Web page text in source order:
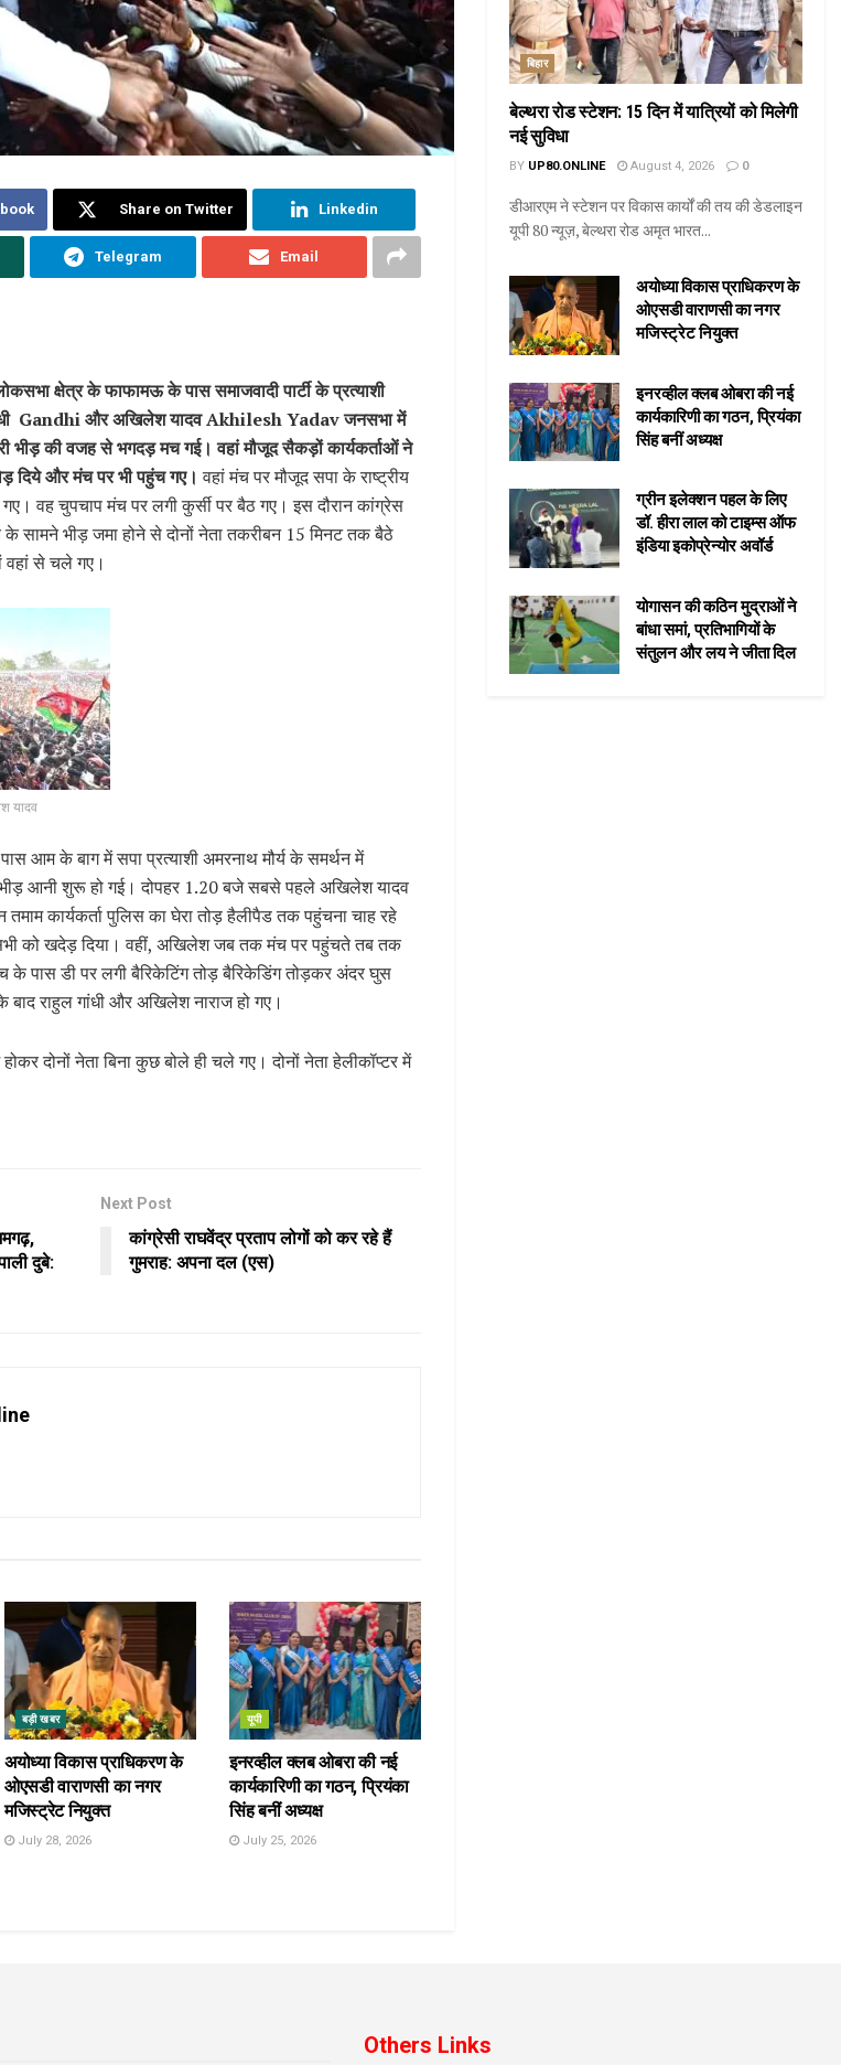
Share on Twitter Linkedin
Telegram Email
क्षेत्र के फाफामऊ के पास समाजवादी पार्टी के प्रत्याशी
Gandhi और अखिलेश यादव Akhilesh Yadav जनसभा में
भीड़ की वजह से भगदड़ मच गई। वहां मौजूद सैकड़ों कार्यकर्ताओं ने
दिये और मंच पर भी पहुंच गए। वहां मंच पर मौजूद सपा के राष्ट्रीय
वह चुपचाप मंच पर लगी कुर्सी पर बैठ गए। इस दौरान कांग्रेस
के सामने भीड़ जमा होने से दोनों नेता तकरीबन 15 मिनट तक बैठे
वहां से चले गए।
यादव
आम के बाग में सपा प्रत्याशी अमरनाथ मौर्य के समर्थन में
आनी शुरू हो गई। दोपहर 1.20 बजे सबसे पहले अखिलेश यादव
तमाम कार्यकर्ता पुलिस का घेरा तोड़ हैलीपैड तक पहुंचना चाह रहे
को खदेड़ दिया। वहीं, अखिलेश जब तक मंच पर पहुंचते तब तक
के पास डी पर लगी बैरिकेटिंग तोड़ बैरिकेडिंग तोड़कर अंदर घुस
राहुल गांधी और अखिलेश नाराज हो गए।
दोनों नेता बिना कुछ बोले ही चले गए। दोनों नेता हेलीकॉप्टर में
दुबे:
Next Post
कांग्रेसी राघवेंद्र प्रताप लोगों को कर रहे हैं
गुमराह: अपना दल (एस)
बड़ी खबर
अयोध्या विकास प्राधिकरण के
ओएसडी वाराणसी का नगर
मजिस्ट्रेट नियुक्त
July 28, 2026
यूपी
इनरव्हील क्लब ओबरा की नई
कार्यकारिणी का गठन, प्रियंका
सिंह बनीं अध्यक्ष
July 25, 2026
बिहार
बेल्थरा रोड स्टेशन: 15 दिन में यात्रियों को मिलेगी
नई सुविधा
BY UP80.ONLINE August 4, 2026 0
डीआरएम ने स्टेशन पर विकास कार्यों की तय की डेडलाइन
यूपी 80 न्यूज़, बेल्थरा रोड अमृत भारत...
अयोध्या विकास प्राधिकरण के
ओएसडी वाराणसी का नगर
मजिस्ट्रेट नियुक्त
इनरव्हील क्लब ओबरा की नई
कार्यकारिणी का गठन, प्रियंका
सिंह बनीं अध्यक्ष
ग्रीन इलेक्शन पहल के लिए
डॉ. हीरा लाल को टाइम्स ऑफ
इंडिया इकोप्रेन्योर अवॉर्ड
योगासन की कठिन मुद्राओं ने
बांधा समां, प्रतिभागियों के
संतुलन और लय ने जीता दिल
Others Links